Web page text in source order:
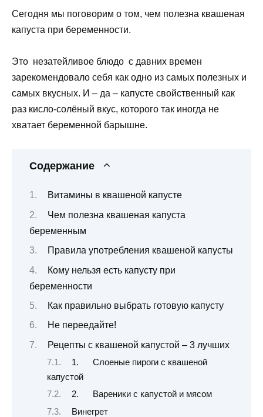
Сегодня мы поговорим о том, чем полезна квашеная
капуста при беременности.
Это незатейливое блюдо с давних времен
зарекомендовало себя как одно из самых полезных и
самых вкусных. И – да – капусте свойственный как
раз кисло-солёный вкус, которого так иногда не
хватает беременной барышне.
Содержание
Витамины в квашеной капусте
Чем полезна квашеная капуста
беременным
Правила употребления квашеной капусты
Кому нельзя есть капусту при
беременности
Как правильно выбрать готовую капусту
Не переедайте!
Рецепты с квашеной капустой – 3 лучших
1. Слоеные пироги с квашеной
капустой
2. Вареники с капустой и мясом
Винегрет